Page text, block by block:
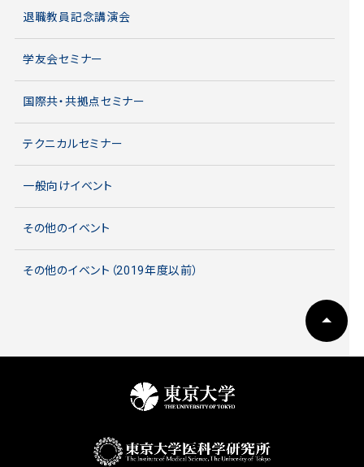
退職教員記念講演会
学友会セミナー
国際共・共拠点セミナー
テクニカルセミナー
一般向けイベント
その他のイベント
その他のイベント（2019年度以前）